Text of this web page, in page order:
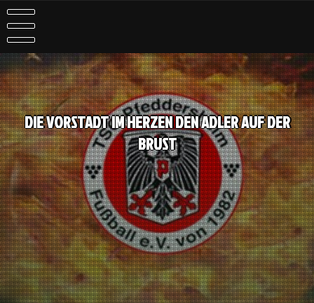
DIE VORSTADT IM HERZEN DEN ADLER AUF DER
BRUST